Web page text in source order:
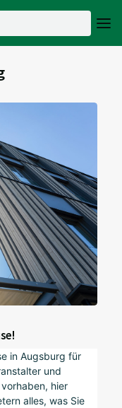
in Augsburg für
und
hier
alles, was Sie